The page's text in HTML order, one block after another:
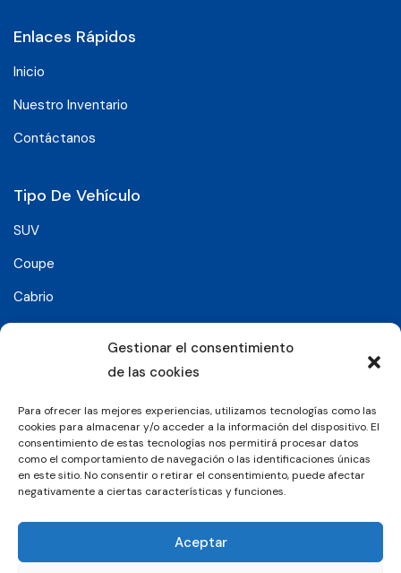
Gestionar el consentimiento
de las cookies
Para ofrecer las mejores experiencias, utilizamos tecnologías como las
cookies para almacenar y/o acceder a la información del dispositivo. El
consentimiento de estas tecnologías nos permitirá procesar datos
como el comportamiento de navegación o las identificaciones únicas
en este sitio. No consentir o retirar el consentimiento, puede afectar
negativamente a ciertas características y funciones.
Aceptar
Enlaces Rápidos
Inicio
Nuestro Inventario
Contáctanos
Tipo De Vehículo
SUV
Coupe
Cabrio
Síguenos en:
© 2026 Grupo Luxury Cars. Todos los derechos